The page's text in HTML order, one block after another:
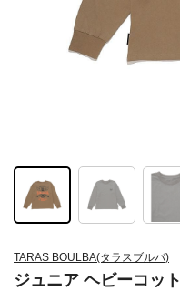
TARAS BOULBA(タラスブルバ)
ジュニア ヘビーコッ